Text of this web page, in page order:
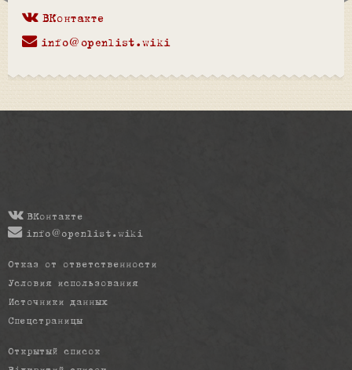
ВКонтакте
info@openlist.wiki
ВКонтакте
info@openlist.wiki
Отказ от ответственности
Условия использования
Источники данных
Спецстраницы
Открытый список